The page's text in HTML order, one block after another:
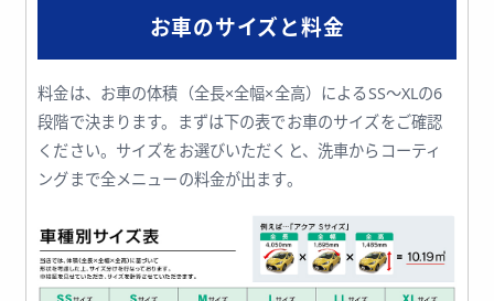
お車のサイズと料金
料金は、お車の体積（全長×全幅×全高）によるSS〜XLの6
段階で決まります。まずは下の表でお車のサイズをご確認
ください。サイズをお選びいただくと、洗車からコーティ
ングまで全メニューの料金が出ます。